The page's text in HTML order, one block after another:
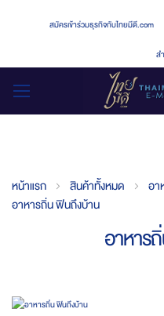
สมัครเข้าร่วมธุรกิจกับไทยมีดี.com
ส
หน้าแรก สินค้าทั้งหมด
อา
อาหารถิ่น ฟินถึงบ้าน
อาหาร